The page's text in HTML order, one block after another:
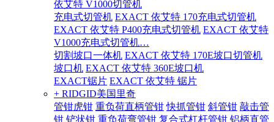
依艾特 V1000切管机
充电式切管机 EXACT 依艾特 170充电式切管机
EXACT 依艾特 P400充电式切管机 EXACT 依艾特
V1000充电式切管机…
切割坡口一体机 EXACT 依艾特 170E坡口切管机
坡口机 EXACT 依艾特 360E坡口机
EXACT锯片 EXACT 依艾特 锯片
+ RIDGID美国里奇
管钳虎钳 重负荷直柄管钳 快抓管钳 斜管钳 敲击管
钳 铲状钳 重负荷弯管钳 复合式杠杆管钳 铝柄直管